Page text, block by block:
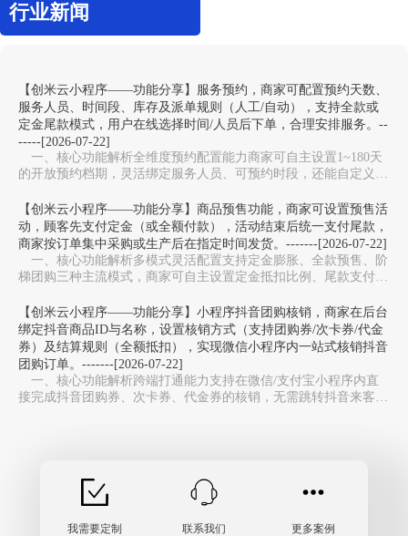
行业新闻
【创米云小程序——功能分享】服务预约，商家可配置预约天数、
服务人员、时间段、库存及派单规则（人工/自动），支持全款或
定金尾款模式，用户在线选择时间/人员后下单，合理安排服务。--
-----[2026-07-22]
一、核心功能解析全维度预约配置能力‌商家可自主设置1~180天
的开放预约档期，灵活绑定服务人员、可预约时段，还能自定义服
【创米云小程序——功能分享】商品预售功能，商家可设置预售活
动，顾客先支付定金（或全额付款），活动结束后统一支付尾款，
商家按订单集中采购或生产后在指定时间发货。-------[2026-07-22]
一、核心功能解析多模式灵活配置‌支持定金膨胀、全款预售、阶
梯团购三种主流模式，商家可自主设置定金抵扣比例、尾款支付周
【创米云小程序——功能分享】小程序抖音团购核销，商家在后台
绑定抖音商品ID与名称，设置核销方式（支持团购券/次卡券/代金
券）及结算规则（全额抵扣），实现微信小程序内一站式核销抖音
团购订单。-------[2026-07-22]
一、核心功能解析跨端打通能力‌支持在微信/支付宝小程序内直
接完成抖音团购券、次卡券、代金券的核销，无需跳转抖音来客
我需要定制 联系我们 更多案例